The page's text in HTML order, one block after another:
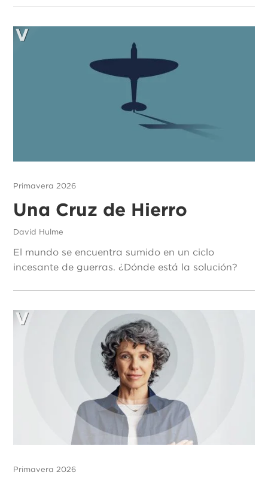
Primavera 2026
Una Cruz de Hierro
David Hulme
El mundo se encuentra sumido en un ciclo
incesante de guerras. ¿Dónde está la solución?
Primavera 2026